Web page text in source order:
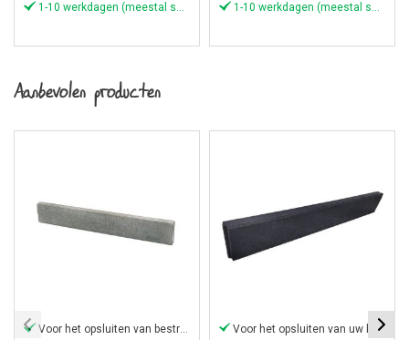
Aanbevolen producten
Voor het opsluiten van bestrating Voor het opsluiten van uw bestrating